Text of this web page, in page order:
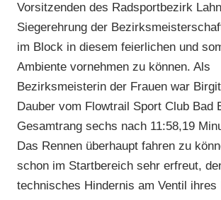
Vorsitzenden des Radsportbezirk
Siegerehrung der
im Block in diesem feierlichen und
Ambiente vornehmen zu können. Als
Bezirksmeisterin der Frauen war
Dauber vom Flowtrail Sport Club Bad
Gesamtrang sechs nach 11:58,19
Das Rennen überhaupt fahren zu
schon im Startbereich sehr erfreut,
technisches Hindernis am Ventil ihres